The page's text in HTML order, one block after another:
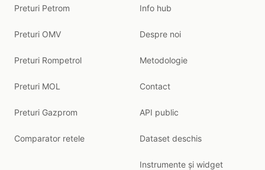
Preturi Petrom
Preturi OMV
Preturi Rompetrol
Preturi MOL
Preturi Gazprom
Comparator retele
Info hub
Despre noi
Metodologie
Contact
API public
Dataset deschis
Instrumente și widget